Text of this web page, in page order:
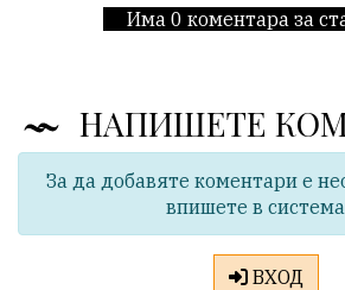
Има 0 коментара за
НАПИШЕТЕ
За да добавяте коментари е
впишете в
ВХОД